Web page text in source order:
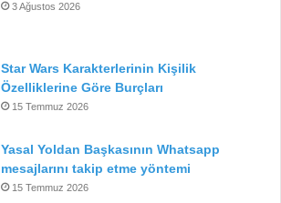
3 Ağustos 2026
Star Wars Karakterlerinin Kişilik
Özelliklerine Göre Burçları
15 Temmuz 2026
Yasal Yoldan Başkasının Whatsapp
mesajlarını takip etme yöntemi
15 Temmuz 2026